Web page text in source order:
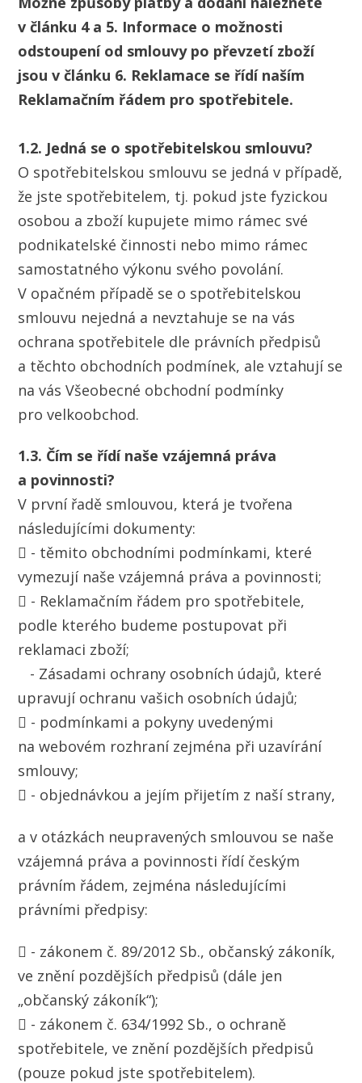
v článku 4 a 5. Informace o možnosti
odstoupení od smlouvy po převzetí zboží
jsou v článku 6. Reklamace se řídí naším
Reklamačním řádem pro spotřebitele.
1.2. Jedná se o spotřebitelskou smlouvu?
O spotřebitelskou smlouvu se jedná v případě,
že jste spotřebitelem, tj. pokud jste fyzickou
osobou a zboží kupujete mimo rámec své
podnikatelské činnosti nebo mimo rámec
samostatného výkonu svého povolání.
V opačném případě se o spotřebitelskou
smlouvu nejedná a nevztahuje se na vás
ochrana spotřebitele dle právních předpisů
a těchto obchodních podmínek, ale vztahují se
na vás Všeobecné obchodní podmínky
pro velkoobchod.
1.3. Čím se řídí naše vzájemná práva
a povinnosti?
V první řadě smlouvou, která je tvořena
následujícími dokumenty:
 - těmito obchodními podmínkami, které
vymezují naše vzájemná práva a povinnosti;
 - Reklamačním řádem pro spotřebitele,
podle kterého budeme postupovat při
reklamaci zboží;
- Zásadami ochrany osobních údajů, které
upravují ochranu vašich osobních údajů;
 - podmínkami a pokyny uvedenými
na webovém rozhraní zejména při uzavírání
smlouvy;
 - objednávkou a jejím přijetím z naší strany,
a v otázkách neupravených smlouvou se naše
vzájemná práva a povinnosti řídí českým
právním řádem, zejména následujícími
právními předpisy:
 - zákonem č. 89/2012 Sb., občanský zákoník,
ve znění pozdějších předpisů (dále jen
„občanský zákoník“);
 - zákonem č. 634/1992 Sb., o ochraně
spotřebitele, ve znění pozdějších předpisů
(pouze pokud jste spotřebitelem).